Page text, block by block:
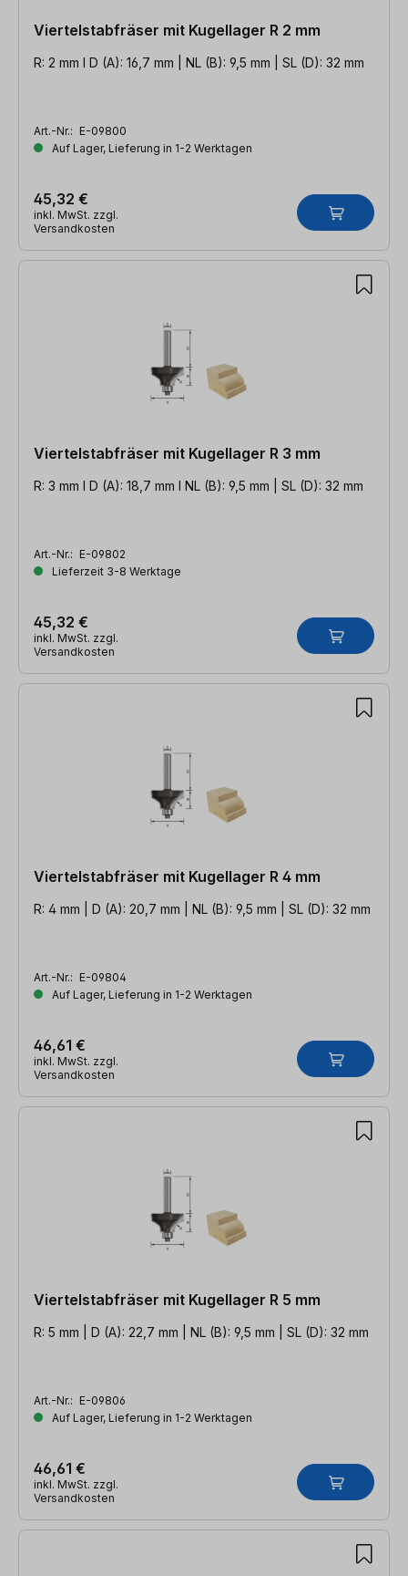
Viertelstabfräser mit Kugellager R 2 mm
R: 2 mm l D (A): 16,7 mm | NL (B): 9,5 mm | SL (D): 32 mm
Art.-Nr.: E-09800
Auf Lager, Lieferung in 1-2 Werktagen
45,32 €
inkl. MwSt. zzgl.
Versandkosten
Viertelstabfräser mit Kugellager R 3 mm
R: 3 mm l D (A): 18,7 mm l NL (B): 9,5 mm | SL (D): 32 mm
Art.-Nr.: E-09802
Lieferzeit 3-8 Werktage
45,32 €
inkl. MwSt. zzgl.
Versandkosten
Viertelstabfräser mit Kugellager R 4 mm
R: 4 mm | D (A): 20,7 mm | NL (B): 9,5 mm | SL (D): 32 mm
Art.-Nr.: E-09804
Auf Lager, Lieferung in 1-2 Werktagen
46,61 €
inkl. MwSt. zzgl.
Versandkosten
Viertelstabfräser mit Kugellager R 5 mm
R: 5 mm | D (A): 22,7 mm | NL (B): 9,5 mm | SL (D): 32 mm
Art.-Nr.: E-09806
Auf Lager, Lieferung in 1-2 Werktagen
46,61 €
inkl. MwSt. zzgl.
Versandkosten